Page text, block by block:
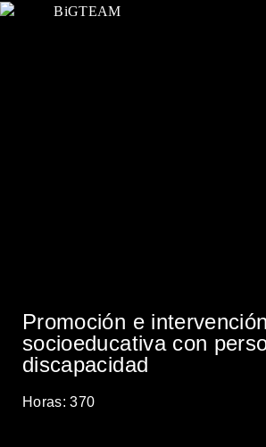
Promoción e intervención
socioeducativa con
discapacidad
Horas: 370